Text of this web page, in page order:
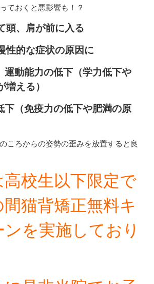
ておくと悪影響も！？
頭、肩が前に入る
性的な症状の原因に
動能力の低下（学力低下や
増える）
（免疫力の低下や肥満の原
ころからの姿勢の歪みを放置すると良
高校生以下限定で
猫背矯正無料キ
ンを実施しており